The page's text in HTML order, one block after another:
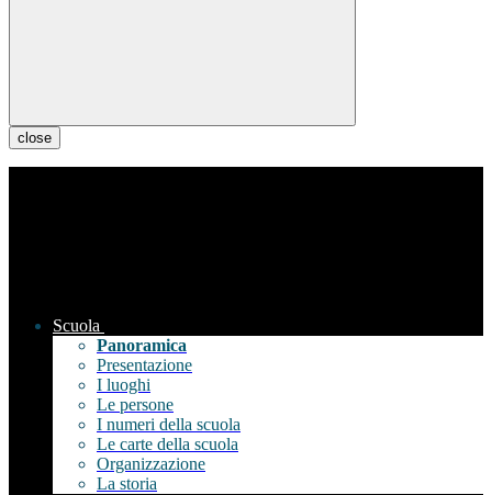
close
Scuola
Panoramica
Presentazione
I luoghi
Le persone
I numeri della scuola
Le carte della scuola
Organizzazione
La storia